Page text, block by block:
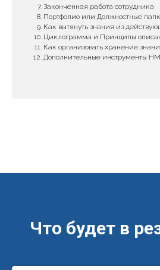
Законченная работа сотрудника
Портфолио или Должностные
Как вытянуть знания из
Циклограмма и Принципы
Как организовать хранение
Дополнительные инструменты
Что будет в